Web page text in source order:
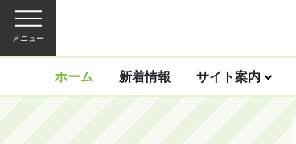
メニュー
ホーム 新着情報 サイト案内